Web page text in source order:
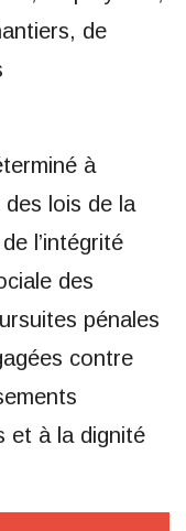
de
à
lois de la
l’intégrité
des
pénales
contre
et à la dignité